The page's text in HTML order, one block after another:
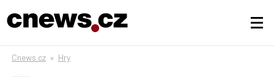
Cnews.cz » Hry